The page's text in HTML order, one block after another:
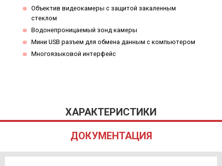
Объектив видеокамеры с защитой закаленным
стеклом
Водонепроницаемый зонд камеры
Мини USB разъем для обмена данным с компьютером
Многоязыковой интерфейс
ХАРАКТЕРИСТИКИ
ДОКУМЕНТАЦИЯ